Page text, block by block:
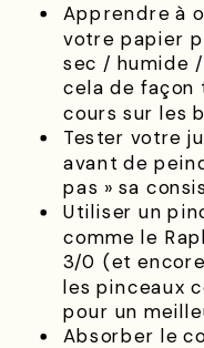
Apprendre à
votre papier
sec / humide
cela de façon
cours sur les
Tester votre
avant de
pas » sa
Utiliser un
comme le
3/0 (et
les pinceaux
pour un
Absorber le